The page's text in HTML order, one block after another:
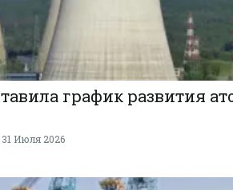
график развития
31 Июля 2026